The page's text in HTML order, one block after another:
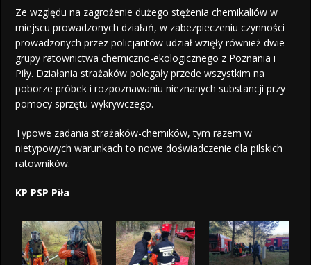
Ze względu na zagrożenie dużego stężenia chemikaliów w
miejscu prowadzonych działań, w zabezpieczeniu czynności
prowadzonych przez policjantów udział wzięły również dwie
grupy ratownictwa chemiczno-ekologicznego z Poznania i
Piły. Działania strażaków polegały przede wszystkim na
poborze próbek i rozpoznawaniu nieznanych substancji przy
pomocy sprzętu wykrywczego.
Typowe zadania strażaków-chemików, tym razem w
nietypowych warunkach to nowe doświadczenie dla pilskich
ratowników.
KP PSP Piła